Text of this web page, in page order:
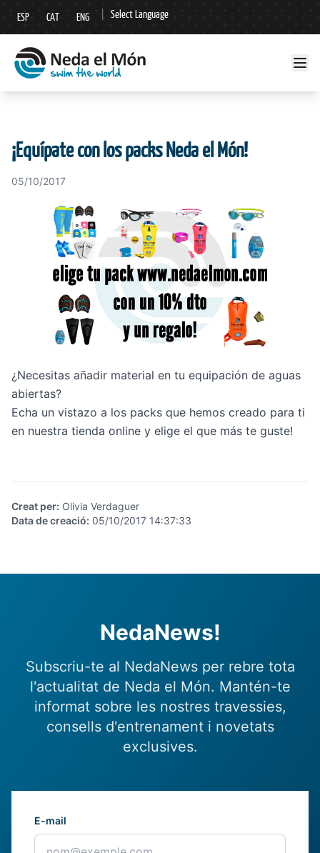
ESP CAT ENG Select Language
▼
¡Equípate con los packs Neda el Món!
05/10/2017
¿Necesitas añadir material en tu equipación de aguas
abiertas?
Echa un vistazo a los packs que hemos creado para ti
en nuestra tienda online y elige el que más te guste!
Creat per: Olivia Verdaguer
Data de creació: 05/10/2017 14:37:33
NedaNews!
Subscriu-te al NedaNews per rebre tota
l'actualitat de Neda el Món. Mantén-te
informat sobre les nostres travessies,
consells d'entrenament i novetats
exclusives.
E-mail